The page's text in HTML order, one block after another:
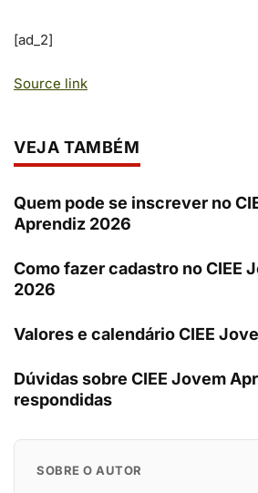
[ad_2]
Source link
VEJA TAMBÉM
Quem pode se inscrever no
Aprendiz 2026
Como fazer cadastro no CIEE
2026
Valores e calendário CIEE
Dúvidas sobre CIEE Jovem
respondidas
SOBRE O AUTOR